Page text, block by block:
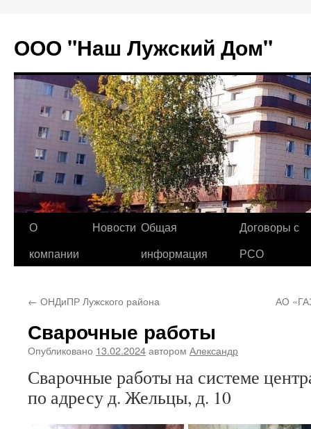
содержимому
ООО "Наш Лужский Дом"
О
компании
Новости Общая
информация
Договоры с
РСО
← ОНДиПР Лужского района АО
Сварочные работы
Опубликовано 13.02.2024автором Александр
Сварочные работы на системе
по адресу д. Жельцы, д. 10